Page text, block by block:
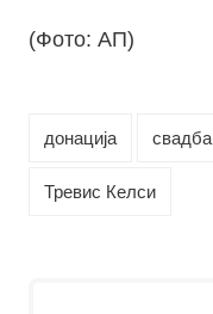
(Фото: АП)
донација свадба
Тревис Келси